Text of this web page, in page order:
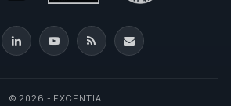
© 2026 - EXCENTIA